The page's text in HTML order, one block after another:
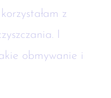
z
I
obmywanie i